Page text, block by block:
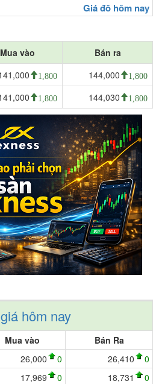
Giá đô hôm nay
Mua vào
Bán ra
1,800 144,000 1,800
1,800 144,030 1,800
hôm nay
Mua vào Bán Ra
26,000 0 26,410 0
17,969 0 18,731 0